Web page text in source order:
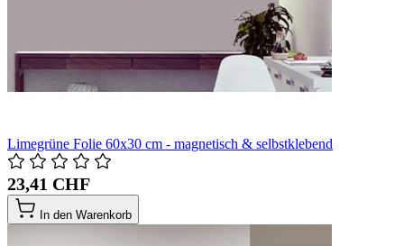
Limegrüne Folie 60x30 cm - magnetisch & selbstklebend
23,41 CHF
In den Warenkorb